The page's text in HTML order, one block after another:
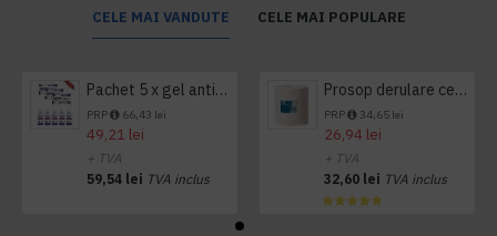
CELE MAI VANDUTE CELE MAI POPULARE
Pachet 5 x gel antibacterian 50ml si 3 x Servetele antibacteriene 48 buc Hygienium
PRP 66,43 lei
49,21 lei
+ TVA
59,54 lei TVA inclus
Prosop derulare centrala 1 pliu, 300 m Tork
PRP 34,65 lei
26,94 lei
+ TVA
32,60 lei TVA inclus